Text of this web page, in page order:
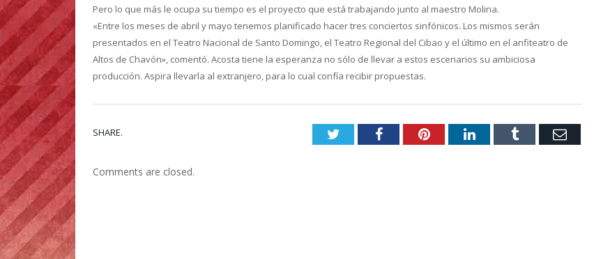
Pero lo que más le ocupa su tiempo es el proyecto que está trabajando junto al maestro Molina.
«Entre los meses de abril y mayo tenemos planificado hacer tres conciertos sinfónicos. Los mismos serán
presentados en el Teatro Nacional de Santo Domingo, el Teatro Regional del Cibao y el último en el anfiteatro de
Altos de Chavón», comentó. Acosta tiene la esperanza no sólo de llevar a estos escenarios su ambiciosa
producción. Aspira llevarla al extranjero, para lo cual confía recibir propuestas.
SHARE. TwitterFacebookPinterestLinkedInTumblr Email
Comments are closed.